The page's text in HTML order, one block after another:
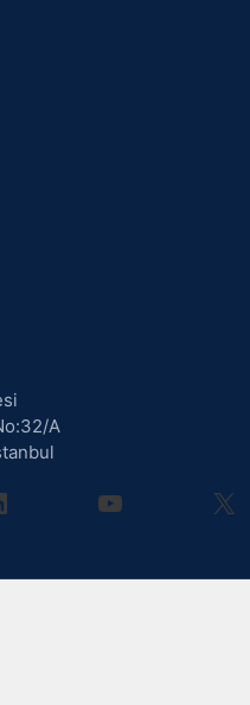
A
youtube X